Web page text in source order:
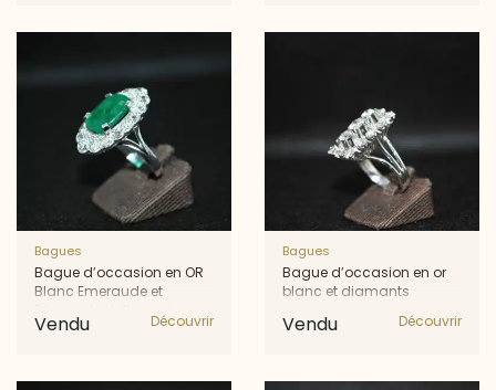
Bagues
Bague d’occasion en OR
Blanc Emeraude et
Vendu Découvrir
Bagues
Bague d’occasion en or
blanc et diamants
Vendu Découvrir